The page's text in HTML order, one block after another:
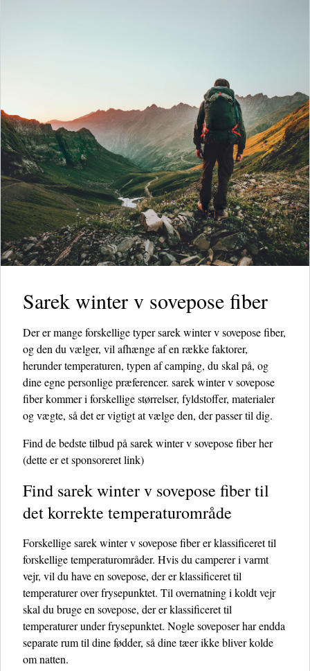
Sarek winter v sovepose fiber
Der er mange forskellige typer sarek winter v sovepose fiber,
og den du vælger, vil afhænge af en række faktorer,
herunder temperaturen, typen af ​​camping, du skal på, og
dine egne personlige præferencer. sarek winter v sovepose
fiber kommer i forskellige størrelser, fyldstoffer, materialer
og vægte, så det er vigtigt at vælge den, der passer til dig.
Find de bedste tilbud på sarek winter v sovepose fiber her
(dette er et sponsoreret link)
Find sarek winter v sovepose fiber til
det korrekte temperaturområde
Forskellige sarek winter v sovepose fiber er klassificeret til
forskellige temperaturområder. Hvis du camperer i varmt
vejr, vil du have en sovepose, der er klassificeret til
temperaturer over frysepunktet. Til overnatning i koldt vejr
skal du bruge en sovepose, der er klassificeret til
temperaturer under frysepunktet. Nogle soveposer har endda
separate rum til dine fødder, så dine tæer ikke bliver kolde
om natten.